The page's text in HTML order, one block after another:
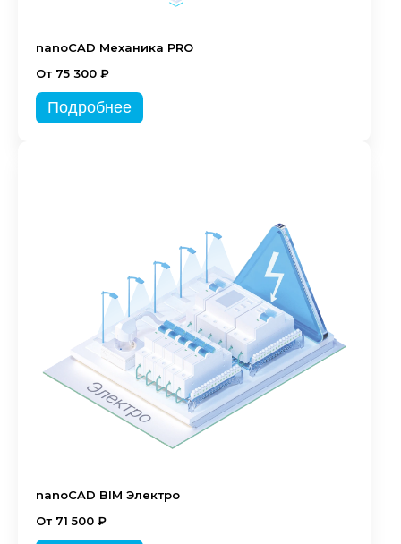
nanoCAD Механика PRO
От 75 300 ₽
Подробнее
nanoCAD BIM Электро
От 71 500 ₽